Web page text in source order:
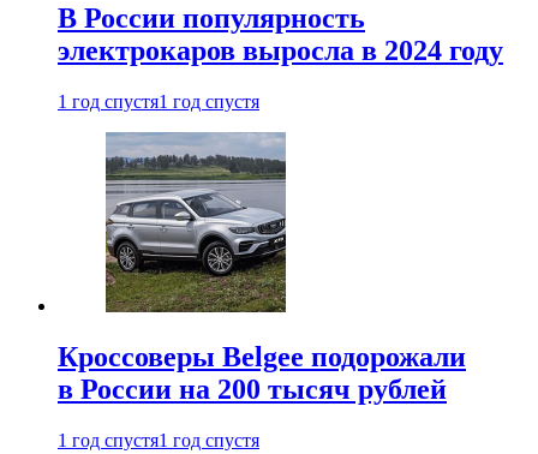
В России популярность
электрокаров выросла в 2024 году
1 год спустя1 год спустя
Кроссоверы Belgee подорожали
в России на 200 тысяч рублей
1 год спустя1 год спустя